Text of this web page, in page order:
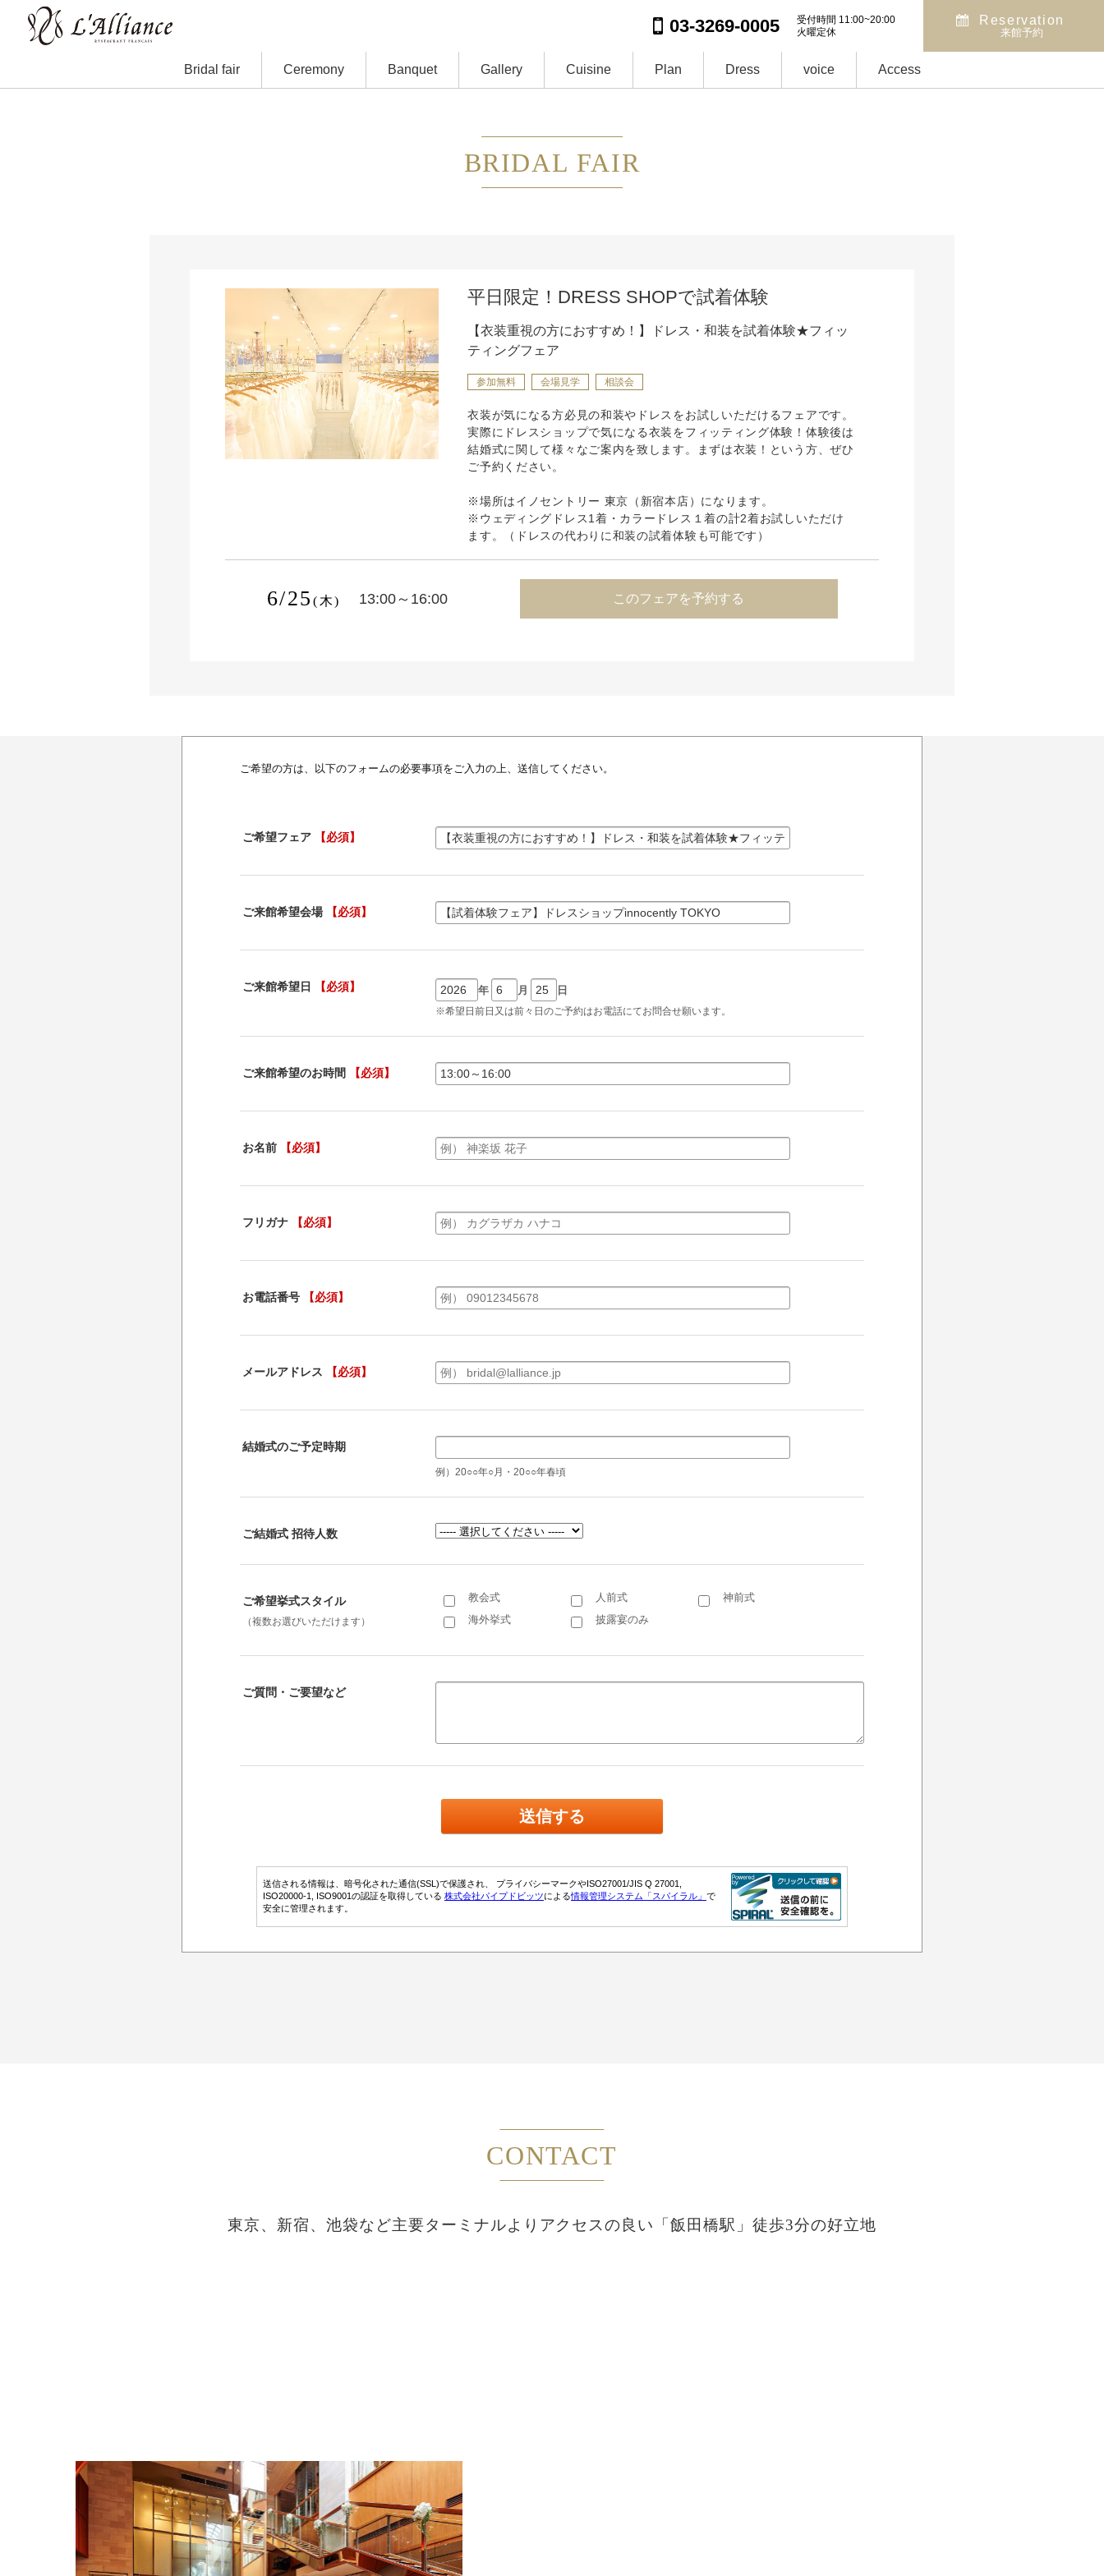
03-3269-0005
受付時間 11:00~20:00
火曜定休
Reservation
来館予約
Bridal fair Ceremony Banquet Gallery Cuisine Plan Dress voice Access
BRIDAL FAIR
平日限定！DRESS SHOPで試着体験
【衣装重視の方におすすめ！】ドレス・和装を試着体験★フィッ
ティングフェア
参加無料 会場見学 相談会
衣装が気になる方必見の和装やドレスをお試しいただけるフェアです。
実際にドレスショップで気になる衣装をフィッティング体験！体験後は
結婚式に関して様々なご案内を致します。まずは衣装！という方、ぜひ
ご予約ください。
※場所はイノセントリー 東京（新宿本店）になります。
※ウェディングドレス1着・カラードレス１着の計2着お試しいただけ
ます。（ドレスの代わりに和装の試着体験も可能です）
6/25 (木) 13:00～16:00 このフェアを予約する
CONTACT
東京、新宿、池袋など主要ターミナルより アクセスの良い「飯田橋駅」徒歩3分の好立地